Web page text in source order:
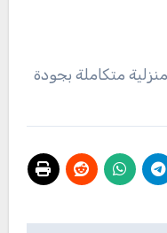
متكاملة بجودة